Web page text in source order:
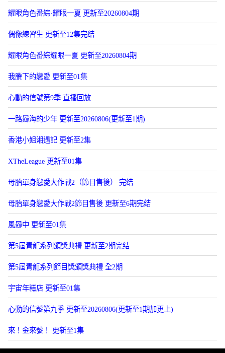
耀眼角色番綜·耀眼一夏 更新至20260804期
偶像練習生 更新至12集完结
耀眼角色番綜耀眼一夏 更新至20260804期
我賸下的戀愛 更新至01集
心動的信號第9季 直播回放
一路曏海的少年 更新至20260806(更新至1期)
香港小姐湘遇記 更新至2集
XTheLeague 更新至01集
母胎單身戀愛大作戰2（節目售後） 完结
母胎單身戀愛大作戰2節目售後 更新至6期完结
風曏中 更新至01集
第5屆青龍系列頒獎典禮 更新至2期完结
第5屆青龍系列節目獎頒獎典禮 全2期
宇宙年糕店 更新至01集
心動的信號第九季 更新至20260806(更新至1期加更上)
來！金來號！ 更新至1集